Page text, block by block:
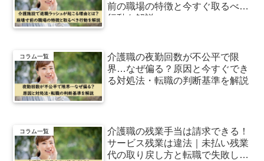
前の職場の特徴と今すぐ取るべき
行動を解説
コラム一覧
介護職の夜勤回数が不公平で限
界…なぜ偏る？原因と今すぐでき
る対処法・転職の判断基準を解説
コラム一覧
介護職の残業手当は請求できる！
サービス残業は違法｜未払い残業
代の取り戻し方と転職で失敗しな